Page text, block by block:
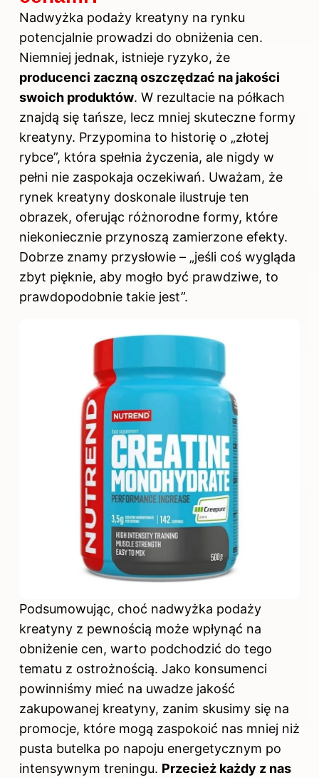
Nadwyżka podaży kreatyny na rynku
potencjalnie prowadzi do obniżenia cen.
Niemniej jednak, istnieje ryzyko, że
producenci zaczną oszczędzać na jakości
swoich produktów. W rezultacie na półkach
znajdą się tańsze, lecz mniej skuteczne formy
kreatyny. Przypomina to historię o „złotej
rybce”, która spełnia życzenia, ale nigdy w
pełni nie zaspokaja oczekiwań. Uważam, że
rynek kreatyny doskonale ilustruje ten
obrazek, oferując różnorodne formy, które
niekoniecznie przynoszą zamierzone efekty.
Dobrze znamy przysłowie – „jeśli coś wygląda
zbyt pięknie, aby mogło być prawdziwe, to
prawdopodobnie takie jest”.
Podsumowując, choć nadwyżka podaży
kreatyny z pewnością może wpłynąć na
obniżenie cen, warto podchodzić do tego
tematu z ostrożnością. Jako konsumenci
powinniśmy mieć na uwadze jakość
zakupowanej kreatyny, zanim skusimy się na
promocje, które mogą zaspokoić nas mniej niż
pusta butelka po napoju energetycznym po
intensywnym treningu. Przecież każdy z nas